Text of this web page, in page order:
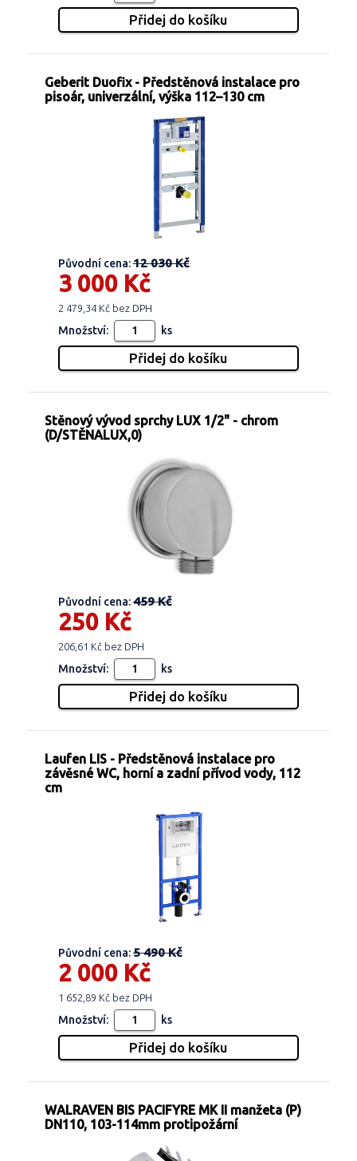
Geberit Duofix - Předstěnová instalace pro
pisoár, univerzální, výška 112–130 cm
Původní cena:12 030 Kč
3 000 Kč
2 479,34 Kč bez DPH
Množství: ks
Stěnový vývod sprchy LUX 1/2" - chrom
(D/STĚNALUX,0)
Původní cena:459 Kč
250 Kč
206,61 Kč bez DPH
Množství: ks
Laufen LIS - Předstěnová instalace pro
závěsné WC, horní a zadní přívod vody, 112
cm
Původní cena:5 490 Kč
2 000 Kč
1 652,89 Kč bez DPH
Množství: ks
WALRAVEN BIS PACIFYRE MK II manžeta (P)
DN110, 103-114mm protipožární